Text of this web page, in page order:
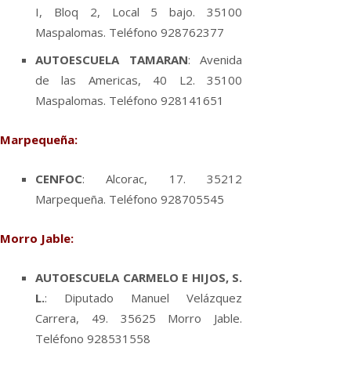
I, Bloq 2, Local 5 bajo. 35100
Maspalomas. Teléfono 928762377
AUTOESCUELA TAMARAN: Avenida
de las Americas, 40 L2. 35100
Maspalomas. Teléfono 928141651
Marpequeña:
CENFOC: Alcorac, 17. 35212
Marpequeña. Teléfono 928705545
Morro Jable:
AUTOESCUELA CARMELO E HIJOS, S.
L.: Diputado Manuel Velázquez
Carrera, 49. 35625 Morro Jable.
Teléfono 928531558